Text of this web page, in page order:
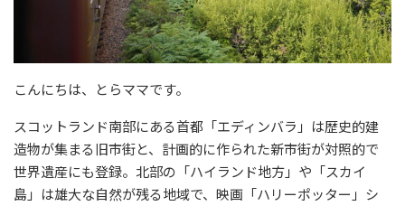
こんにちは、とらママです。
スコットランド南部にある首都「エディンバラ」は歴史的建
造物が集まる旧市街と、計画的に作られた新市街が対照的で
世界遺産にも登録。北部の「ハイランド地方」や「スカイ
島」は雄大な自然が残る地域で、映画「ハリーポッター」シ